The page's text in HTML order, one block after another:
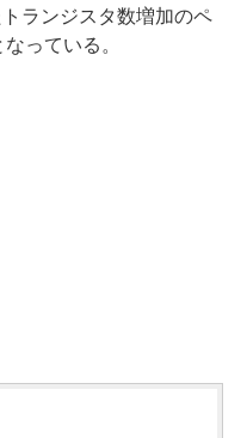
ランジスタ数増加のペ
っている。